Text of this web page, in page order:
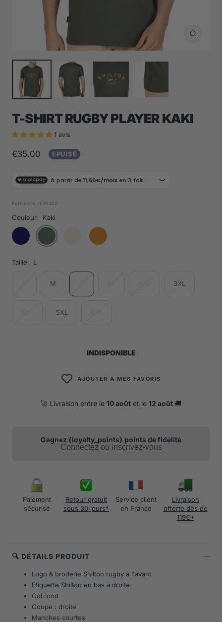
Zoom
T-SHIRT RUGBY PLAYER KAKI
1 avis
Prix
vente
€35,00 EPUISÉ
Référence : E26322
Couleur: Kaki
Taille: L
M 3XL
5XL
INDISPONIBLE
AJOUTER A MES FAVORIS
🚀 Livraison entre le 10 août et le 12 août 🚚
Gagnez {loyalty_points} points de fidélité
Connectez ou inscrivez-vous
Paiement
sécurisé
Retour gratuit
sous 30 jours*
Service client
en France
Livraison
offerte dès de
119€*
🔍 DÉTAILS PRODUIT
Logo & broderie Shilton rugby à l'avant
Etiquette Shilton en bas à droite
Col rond
Coupe : droite
Manches courtes